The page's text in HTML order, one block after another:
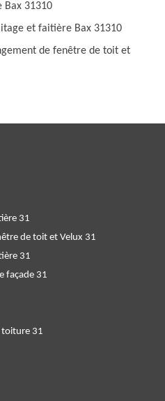
Bax 31310
et faitière Bax 31310
de fenêtre de toit et
31
de toit et Velux 31
31
façade 31
toiture 31